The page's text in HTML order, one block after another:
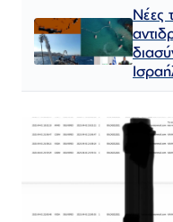
Νέες